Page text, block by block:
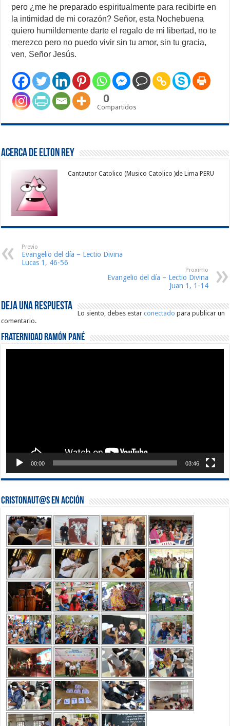
pero ¿me he preparado espiritualmente para recibirte en
la intimidad de mi corazón? Señor, esta Nochebuena
quiero humildemente darte el regalo de mi libertad, no te
merezco pero no puedo vivir sin tu amor, sin tu gracia,
ven, Señor Jesús.
0
Compartidos
Acerca de Elton Rey
Cantautor Catolico (Musico Catolico )de Lima PERU
Previo
Evangelio del día – Lectio Divina
Lucas 1, 46-56
Proximo
Evangelio del día – Lectio Divina
Juan 1, 1-14
Deja una respuesta
Lo siento, debes estarconectado para publicar un
comentario.
Fraternidad Ramón Pané
00:00 03:46
Cristonaut@s en Acción